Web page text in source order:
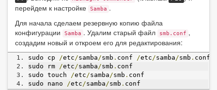
перейдем к настройке
Samba .
Для начала сделаем резервную копию файла
конфигурации
Samba . Удалим старый файл smb.conf ,
создадим новый и откроем его для редактирования:
sudo cp /etc /samba /smb . conf /etc /samba /smb . conf
sudo rm
/etc /samba /smb . conf
sudo touch
/etc /samba /smb . conf
sudo nano
/etc /samba /smb . conf